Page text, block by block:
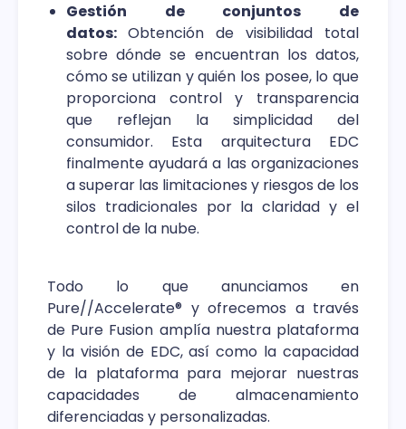
Gestión de conjuntos de
datos: Obtención de visibilidad total
sobre dónde se encuentran los datos,
cómo se utilizan y quién los posee, lo que
proporciona control y transparencia
que reflejan la simplicidad del
consumidor. Esta arquitectura EDC
finalmente ayudará a las organizaciones
a superar las limitaciones y riesgos de los
silos tradicionales por la claridad y el
control de la nube.
Todo lo que anunciamos en
Pure//Accelerate® y ofrecemos a través
de Pure Fusion amplía nuestra plataforma
y la visión de EDC, así como la capacidad
de la plataforma para mejorar nuestras
capacidades de almacenamiento
diferenciadas y personalizadas.